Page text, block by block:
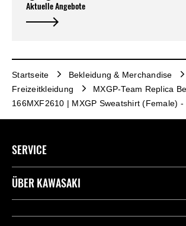
Aktuelle Angebote
Startseite
Bekleidung & Merchandise
Freizeitkleidung
MXGP-Team Replica
166MXF2610 | MXGP Sweatshirt (Female) -
SERVICE
Kontaktiere uns
ÜBER KAWASAKI
Kawasaki Deutschland